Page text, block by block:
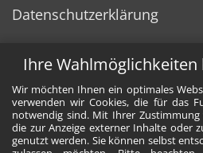
Ihre Wahlmöglichkeiten
Wir möchten Ihnen ein optimales
verwenden wir Cookies, die für das
notwendig sind. Mit Ihrer Zustimmung
die zur Anzeige externer Inhalte oder
genutzt werden. Sie können selbst
Datenschutzerklärung